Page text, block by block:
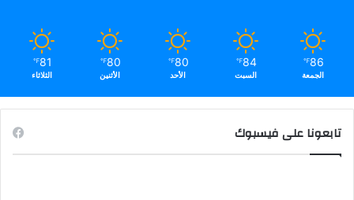
86
℉
الجمعة
84
℉
السبت
80
℉
الأحد
80
℉
الأثنين
81
℉
الثلاثاء
تابعونا على فيسبوك